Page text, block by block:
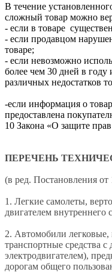
В течение
сложный товар можно
- если в товаре
- если продавцом
товаре;
- если невозможно
более чем 30 дней в году
различных недостатков
-если информация о
предоставлена
10 Закона «О защите
ПЕРЕЧЕНЬ
(в ред. Постановления от
1. Легкие самолеты,
двигателем внутреннего
2. Автомобили
транспортные средства с
электродвигателем),
дорогам общего